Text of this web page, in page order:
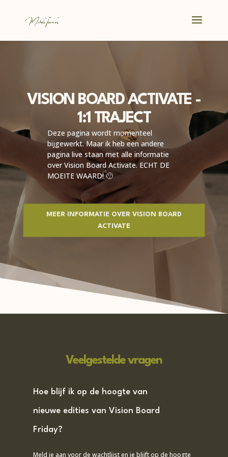
VISION BOARD ACTIVATE -
1:1 TRAJECT
Deze pagina wordt momenteel
bijgewerkt. Maar ik heb een andere
pagina live staan met alle informatie
over Vision Board Activate. ECHT DE
MOEITE WAARD! 🙂
MEER INFORMATIE OVER VISION BOARD
ACTIVATE
Veelgestelde vragen
Hoe blijf ik op de hoogte van
nieuwe edities van Vision Board
Friday?
Meld je aan voor de wachtlijst en je blijft op de hoogte